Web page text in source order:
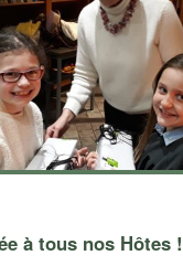
à tous nos Hôtes !